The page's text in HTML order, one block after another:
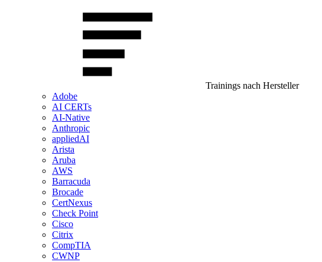
Trainings nach Hersteller
Adobe
AI CERTs
AI-Native
Anthropic
appliedAI
Arista
Aruba
AWS
Barracuda
Brocade
CertNexus
Check Point
Cisco
Citrix
CompTIA
CWNP